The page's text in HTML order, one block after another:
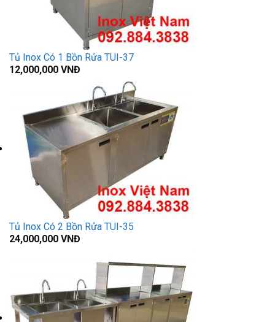
Tủ Inox Có 1 Bồn Rửa TUI-37
12,000,000 VNĐ
Tủ Inox Có 2 Bồn Rửa TUI-35
24,000,000 VNĐ